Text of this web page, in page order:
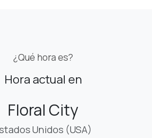
¿Qué hora es?
Hora actual en
Floral City
Unidos (USA)